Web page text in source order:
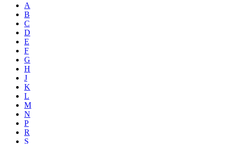
A
B
C
D
E
F
G
H
J
K
L
M
N
P
R
S